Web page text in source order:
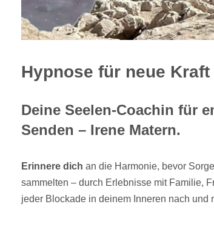
Hypnose für neue Kraft
Deine Seelen-Coachin für
Senden – Irene Matern.
Erinnere dich an die Harmonie, bevor
sammelten – durch Erlebnisse mit Familie,
jeder Blockade in deinem Inneren nach und